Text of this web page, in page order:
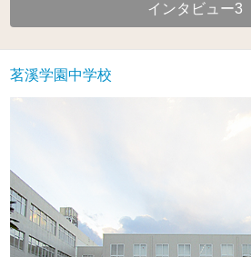
インタビュー3
茗溪学園中学校